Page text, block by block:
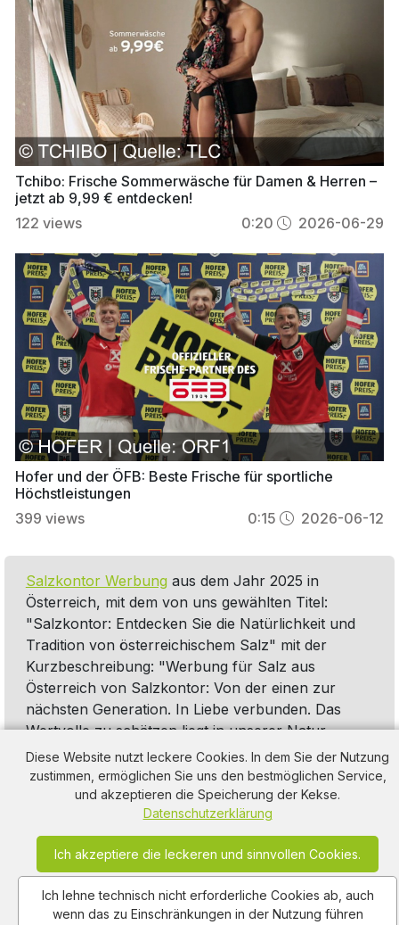
Diese Website nutzt leckere Cookies. In dem Sie der Nutzung
zustimmen, ermöglichen Sie uns den bestmöglichen Service,
und akzeptieren die Speicherung der Kekse.
Datenschutzerklärung
Ich akzeptiere die leckeren und sinnvollen Cookies.
Ich lehne technisch nicht erforderliche Cookies ab, auch
wenn das zu Einschränkungen in der Nutzung führen
Tchibo: Frische Sommerwäsche für Damen & Herren –
jetzt ab 9,99 € entdecken!
122 views 0:20 2026-06-29
Hofer und der ÖFB: Beste Frische für sportliche
Höchstleistungen
399 views 0:15 2026-06-12
Salzkontor Werbung aus dem Jahr 2025 in
Österreich, mit dem von uns gewählten Titel:
"Salzkontor: Entdecken Sie die Natürlichkeit und
Tradition von österreichischem Salz" mit der
Kurzbeschreibung: "Werbung für Salz aus
Österreich von Salzkontor: Von der einen zur
nächsten Generation. In Liebe verbunden. Das
Wertvolle zu schätzen liegt in unserer Natur.
Salzkontor. Auch online unter salzkontor.at". Diese
Werbung thematisiert oder beinhaltet die
Kategorie/nSalz,Käse,Lebensmittel